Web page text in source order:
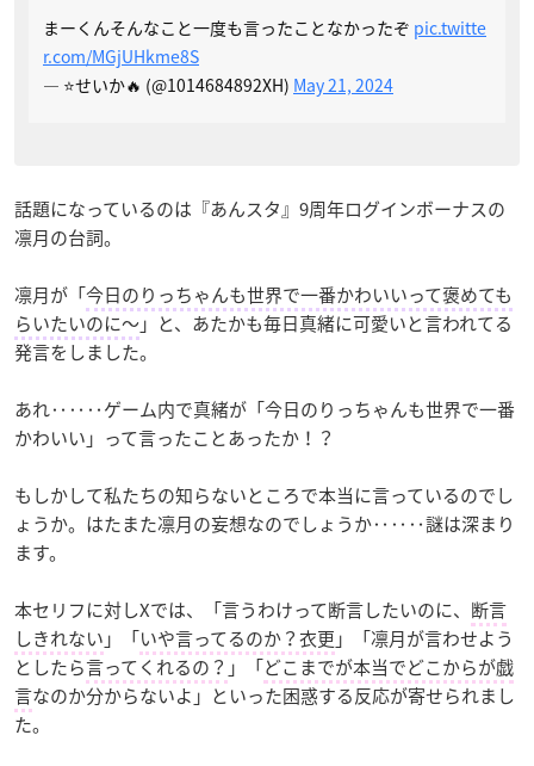
まーくんそんなこと一度も言ったことなかったぞ pic.twitte
r.com/MGjUHkme8S
— ⭐️せいか🔥 (@1014684892XH) May 21, 2024
話題になっているのは『あんスタ』9周年ログインボーナスの
凛月の台詞。
凛月が「今日のりっちゃんも世界で一番かわいいって褒めても
らいたいのに～」と、あたかも毎日真緒に可愛いと言われてる
発言をしました。
あれ‥‥‥ゲーム内で真緒が「今日のりっちゃんも世界で一番
かわいい」って言ったことあったか！？
もしかして私たちの知らないところで本当に言っているのでし
ょうか。はたまた凛月の妄想なのでしょうか‥‥‥謎は深まり
ます。
本セリフに対しXでは、「言うわけって断言したいのに、 断言
しきれない 」「いや言ってるのか？衣更 」「凛月が言わせよう
としたら言ってくれるの？ 」「どこまでが本当でどこからが戯
言なのか分からないよ」といった困惑する反応が寄せられまし
た。